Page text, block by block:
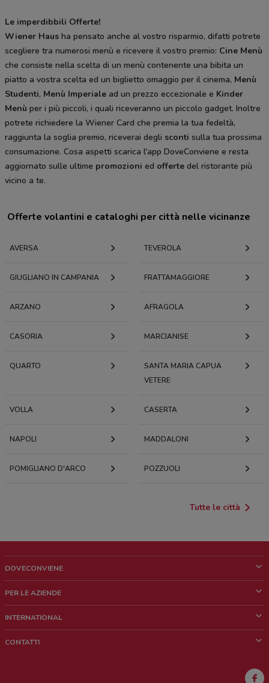
Le imperdibbili Offerte!
Wiener Haus ha pensato anche al vostro risparmio, difatti potrete
scegliere tra numerosi menù e ricevere il vostro premio: Cine Menù
che consiste nella scelta di un menù contenente una bibita un
piatto a vostra scelta ed un biglietto omaggio per il cinema, Menù
Studenti, Menù Imperiale ad un prezzo eccezionale e Kinder
Menù per i più piccoli, i quali riceveranno un piccolo gadget. Inoltre
potrete richiedere la Wiener Card che premia la tua fedeltà,
raggiunta la soglia premio, riceverai degli sconti sulla tua prossima
consumazione. Cosa aspetti scarica l'app DoveConviene e resta
aggiornato sulle ultime promozioni ed offerte del ristorante più
vicino a te.
Offerte volantini e cataloghi per città nelle vicinanze
AVERSA TEVEROLA
GIUGLIANO IN CAMPANIA FRATTAMAGGIORE
ARZANO AFRAGOLA
CASORIA MARCIANISE
QUARTO
SANTA MARIA CAPUA
VETERE
VOLLA CASERTA
NAPOLI MADDALONI
POMIGLIANO D'ARCO POZZUOLI
Tutte le città
DOVECONVIENE
Chi siamo
Lavora con noi
PER LE AZIENDE
Richieste commerciali e marketing
INTERNATIONAL
CONTATTI